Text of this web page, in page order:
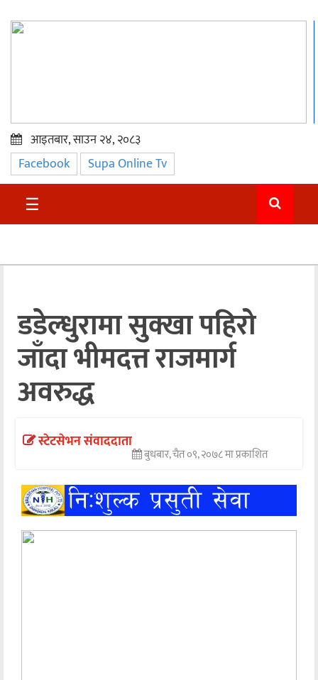
प्रमुख
समाचार
सुदुर
अन्तराष्ट्रिय
अन्तर्वार्ता
अर्थ
खेलकुद
मनोरञ्जन
आइतबार, साउन २४, २०८३
Facebook Supa Online Tv
☰
डडेल्धुरामा सुक्खा पहिरो
जाँदा भीमदत्त राजमार्ग
अवरुद्ध
स्टेटसेभन संवाददाता
बुधबार, चैत ०९, २०७८ मा प्रकाशित